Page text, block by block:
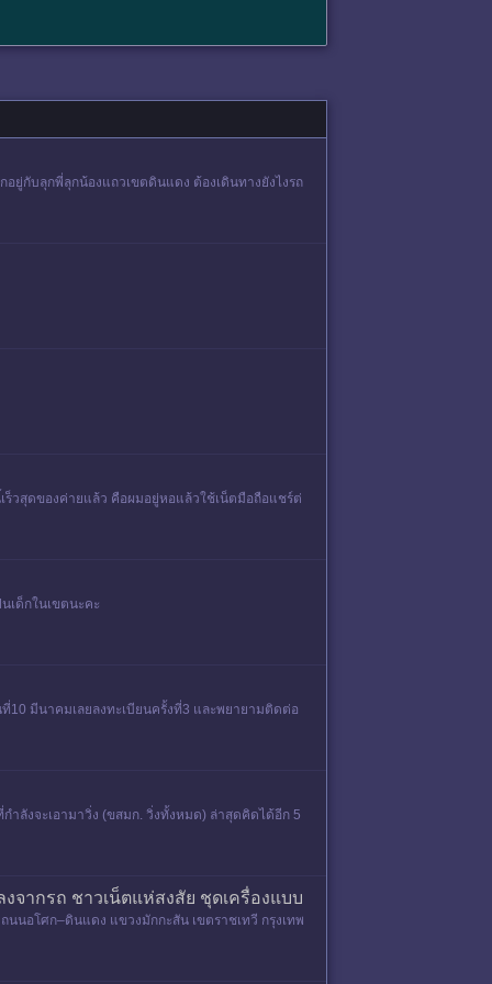
ยู่กับลุกพี่ลุกน้องแถวเขตดินแดง ต้องเดินทางยังไงรถ
ร็วสุดของค่ายแล้ว คือผมอยู่หอแล้วใช้เน็ตมือถือแชร์ต่
เด็กในเขตนะคะ
10 มีนาคมเลยลงทะเบียนครั้งที่3 และพยายามติดต่อ
ำลังจะเอามาวิ่ง (ขสมก. วิ่งทั้งหมด) ล่าสุดคิดได้อีก 5
ากรถ ชาวเน็ตแห่สงสัย ชุดเครื่องแบบ
นอโศก–ดินแดง แขวงมักกะสัน เขตราชเทวี กรุงเทพ